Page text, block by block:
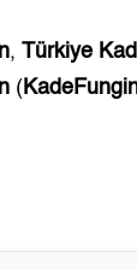
,Türkiye
(